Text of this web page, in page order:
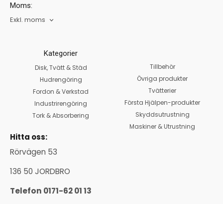
Moms:
Exkl. moms
Kategorier
Disk, Tvätt & Städ
Hudrengöring
Fordon & Verkstad
Industrirengöring
Tork & Absorbering
Hitta oss:
Rörvägen 53
136 50 JORDBRO
Telefon 0171-62 01 13
Tillbehör
Övriga produkter
Tvätterier
Första Hjälpen-produkter
Skyddsutrustning
Maskiner & Utrustning